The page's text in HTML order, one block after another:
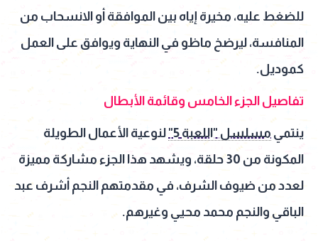
للضغط عليه، مخيرة إياه بين الموافقة أو الانسحاب من
المنافسة، ليرضخ ماظو في النهاية ويوافق على العمل
كموديل.
تفاصيل الجزء الخامس وقائمة الأبطال
ينتمي مسلسل "اللعبة 5"
لنوعية الأعمال الطويلة
المكونة من 30 حلقة، ويشهد هذا الجزء مشاركة مميزة
لعدد من ضيوف الشرف، في مقدمتهم النجم أشرف عبد
الباقي والنجم محمد محيي وغيرهم.